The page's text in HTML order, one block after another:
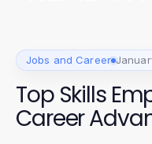
Jobs and Career
Top Skills
Career